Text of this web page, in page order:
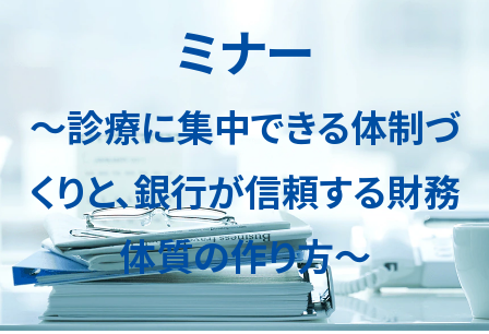
ミナー
〜診療に集中できる体制づ
くりと、銀行が信頼する財務
体質の作り方〜